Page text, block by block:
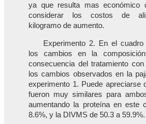
ya que resulta mas económico
considerar los costos de
kilogramo de aumento.
Experimento 2. En el
los cambios en la
consecuencia del tratamiento
los cambios observados en la
experimento 1. Puede apreciarse
fueron muy similares para
aumentando la proteína en este
8.6%, y la DIVMS de 50.3 a 59.9%.